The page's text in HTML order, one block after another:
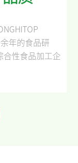
余年的食品研
合性食品加工企